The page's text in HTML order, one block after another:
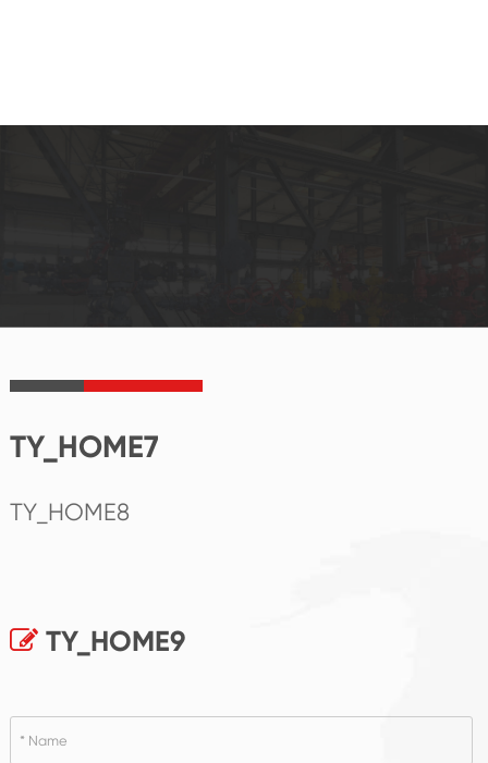
TY_HOME7
TY_HOME8
TY_HOME9